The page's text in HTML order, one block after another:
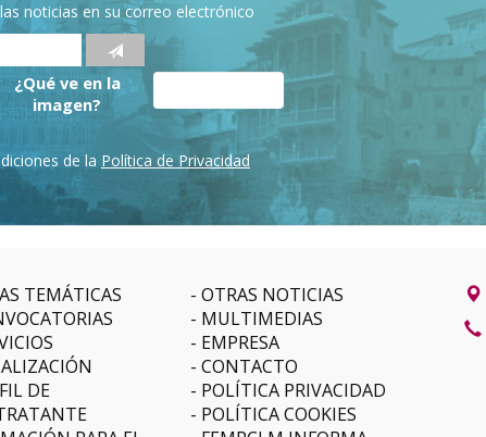
noticias en su correo electrónico
¿Qué ve en la
imagen?
de la Política de Privacidad
TEMÁTICAS
OTRAS NOTICIAS
MULTIMEDIAS
EMPRESA
CONTACTO
DE
POLÍTICA PRIVACIDAD
POLÍTICA COOKIES